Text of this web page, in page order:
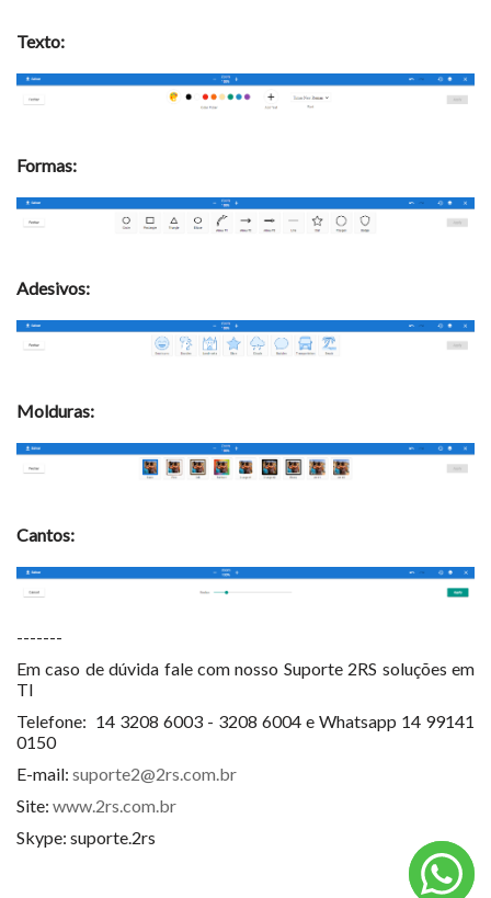
Texto:
Formas:
Adesivos:
Molduras:
Cantos:
-------
Em caso de dúvida fale com nosso Suporte 2RS soluções em
TI
Telefone: 14 3208 6003 - 3208 6004 e Whatsapp 14 99141
0150
E-mail: suporte2@2rs.com.br
Site: www.2rs.com.br
Skype: suporte.2rs